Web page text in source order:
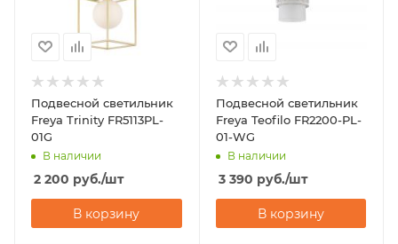
Подвесной светильник
Freya Trinity FR5113PL-
01G
В наличии
2 200 руб./шт
В корзину
Подвесной светильник
Freya Teofilo FR2200-PL-
01-WG
В наличии
3 390 руб./шт
В корзину